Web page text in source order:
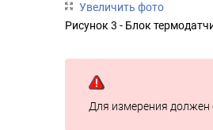
Увеличить фото
Рисунок 3 - Блок
Для измерения должен